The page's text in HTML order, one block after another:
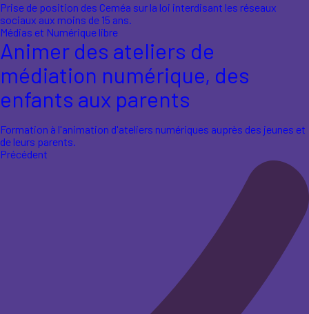
Prise de position des Ceméa sur la loi interdisant les réseaux
sociaux aux moins de 15 ans.
Médias et Numérique libre
Animer des ateliers de
médiation numérique, des
enfants aux parents
Formation à l'animation d'ateliers numériques auprès des jeunes et
de leurs parents.
Précédent